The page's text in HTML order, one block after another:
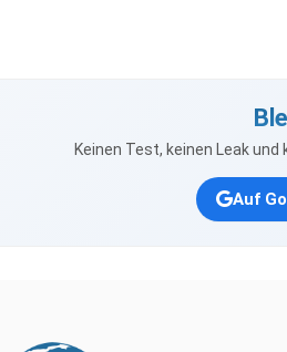
Keinen Test, keinen Leak
Auf